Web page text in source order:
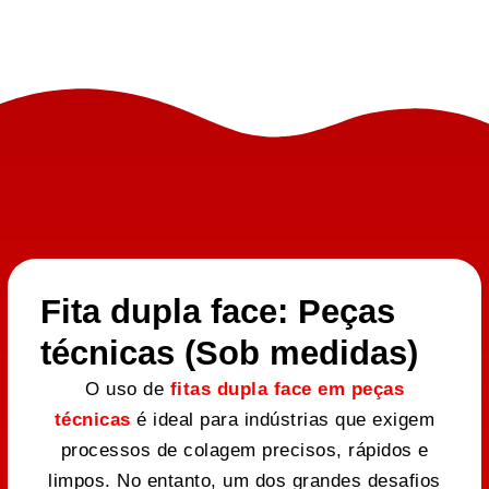
Fita dupla face: Peças
técnicas (Sob medidas)
O uso de fitas dupla face em peças
técnicas é ideal para indústrias que exigem
processos de colagem precisos, rápidos e
limpos. No entanto, um dos grandes desafios